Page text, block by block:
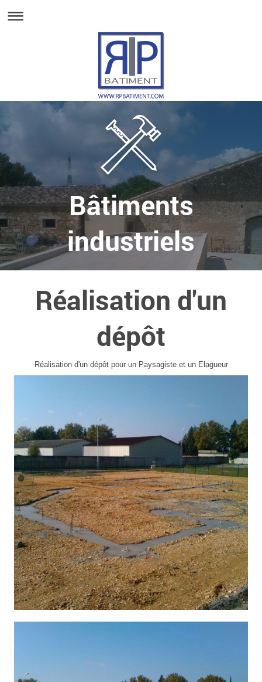
Bâtiments
industriels
Réalisation d'un
dépôt
Réalisation d'un dépôt pour un Paysagiste et un Elagueur